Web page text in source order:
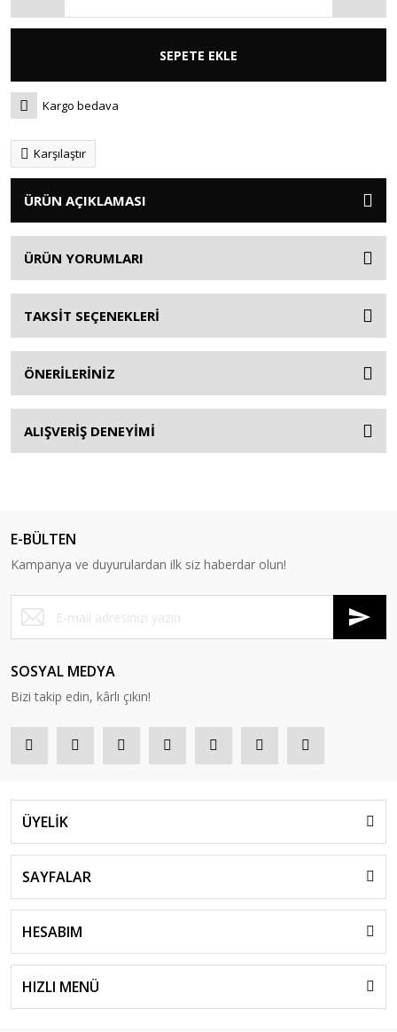
SEPETE EKLE
Kargo bedava
Karşılaştır
ÜRÜN AÇIKLAMASI
ÜRÜN YORUMLARI
TAKSİT SEÇENEKLERİ
ÖNERİLERİNİZ
ALIŞVERİŞ DENEYİMİ
E-BÜLTEN
Kampanya ve duyurulardan ilk siz haberdar olun!
SOSYAL MEDYA
Bizi takip edin, kârlı çıkın!
ÜYELİK
SAYFALAR
HESABIM
HIZLI MENÜ